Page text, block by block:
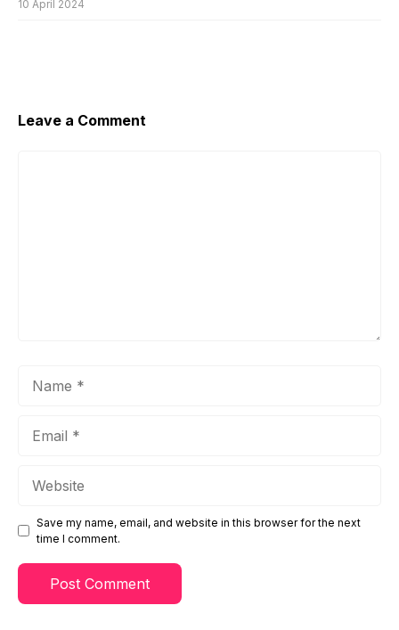
10 April 2024
Leave a Comment
Save my name, email, and website in this browser for the next
time I comment.